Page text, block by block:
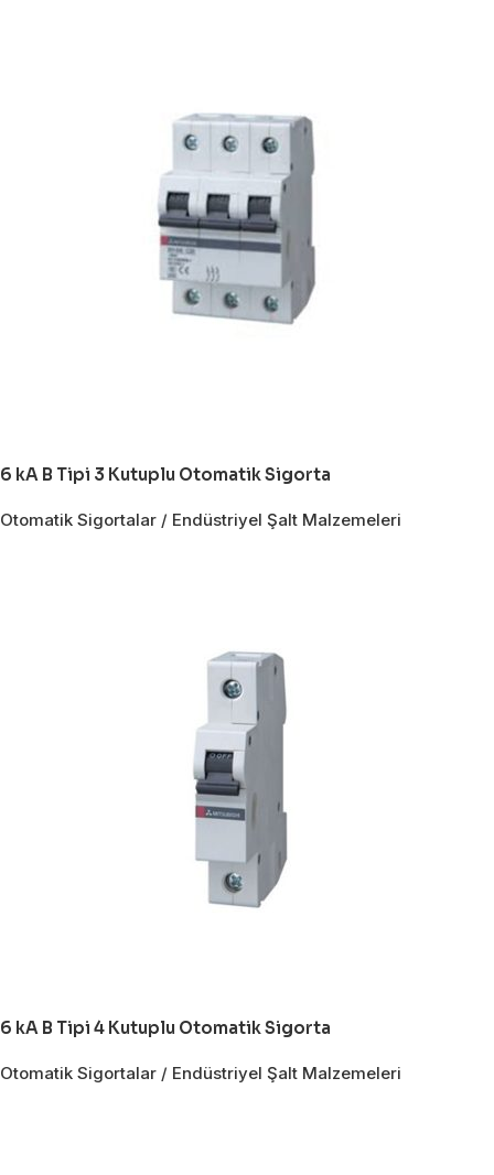
6 kA B Tipi 3 Kutuplu Otomatik Sigorta
Otomatik Sigortalar / Endüstriyel Şalt Malzemeleri
6 kA B Tipi 4 Kutuplu Otomatik Sigorta
Otomatik Sigortalar / Endüstriyel Şalt Malzemeleri